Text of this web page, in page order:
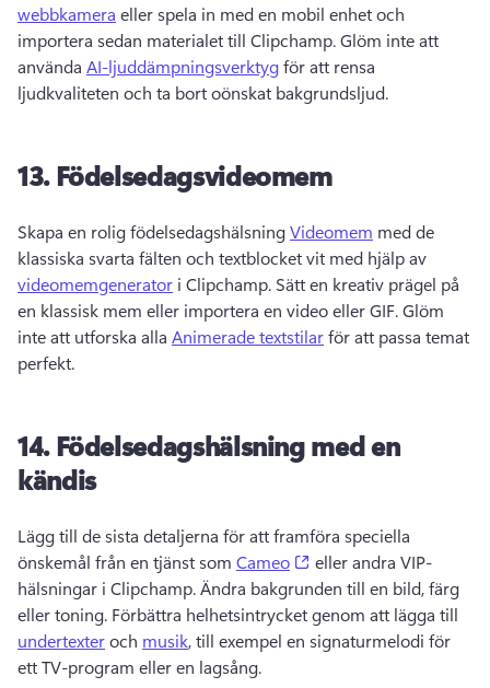
webbkamera eller spela in med en mobil enhet och
importera sedan materialet till Clipchamp. Glöm inte att
använda AI-ljuddämpningsverktyg för att rensa
ljudkvaliteten och ta bort oönskat bakgrundsljud.
13.Födelsedagsvideomem
Skapa en rolig födelsedagshälsning Videomem med de
klassiska svarta fälten och textblocket vit med hjälp av
videomemgenerator i Clipchamp. Sätt en kreativ prägel på
en klassisk mem eller importera en video eller GIF. Glöm
inte att utforska alla Animerade textstilar för att passa temat
perfekt.
14.Födelsedagshälsning med en
kändis
Lägg till de sista detaljerna för att framföra speciella
önskemål från en tjänst som Cameo (opens in a new tab)
eller andra VIP-
hälsningar i Clipchamp. Ändra bakgrunden till en bild, färg
eller toning. Förbättra helhetsintrycket genom att lägga till
undertexter och musik, till exempel en signaturmelodi för
ett TV-program eller en lagsång.